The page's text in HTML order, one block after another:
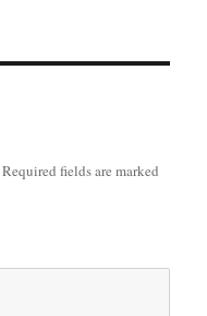
Required fields are marked